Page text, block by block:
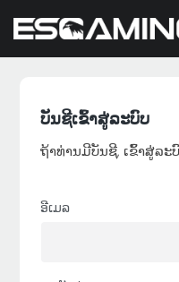
ບັນຊີເຂົ້າສູ່ລະບົບ
ຖ້າທ່ານມີບັນຊີ, ເຂົ້າສູ່ລະ
ອີເມລ